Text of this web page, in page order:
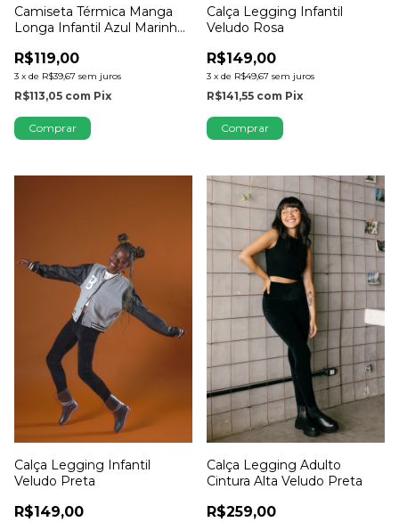
Camiseta Térmica Manga
Longa Infantil Azul Marinho
R$119,00
3 x de R$39,67 sem juros
R$113,05 com Pix
Comprar
Calça Legging Infantil
Veludo Rosa
R$149,00
3 x de R$49,67 sem juros
R$141,55 com Pix
Comprar
Calça Legging Infantil
Veludo Preta
R$149,00
Calça Legging Adulto
Cintura Alta Veludo Preta
R$259,00